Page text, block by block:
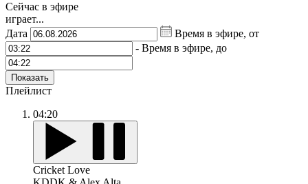
Сейчас в эфире
играет...
Дата
Время в эфире, от
- Время в эфире, до
Показать
Плейлист
04:20
Cricket Love